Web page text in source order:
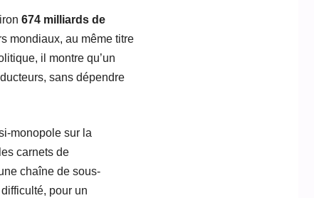
674 milliards de
mondiaux, au même titre
il montre qu’un
sans dépendre
monopole sur la
carnets de
chaîne de sous-
pour un